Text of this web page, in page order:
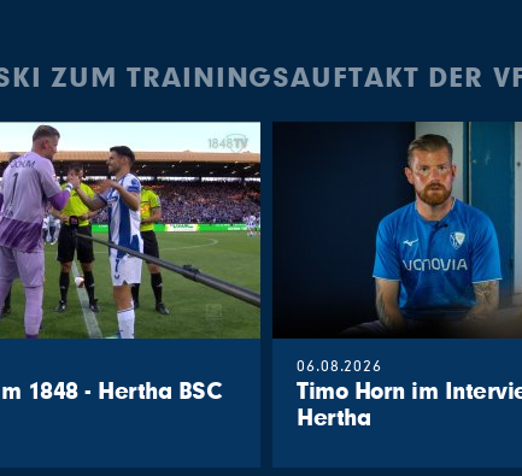
ZUM TRAININGSAUFTAKT DER
1848 - Hertha BSC
06.08.2026
Timo Horn im
Hertha